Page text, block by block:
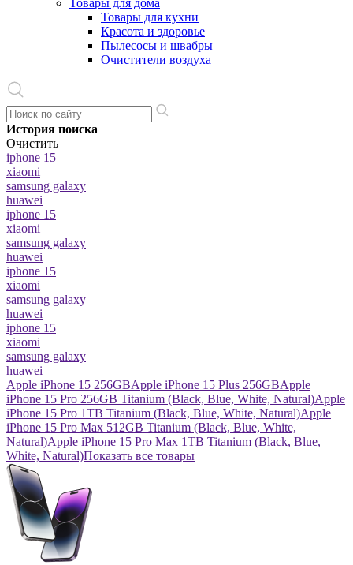
Товары для дома
Товары для кухни
Красота и здоровье
Пылесосы и швабры
Очистители воздуха
История поиска
Очистить
iphone 15
xiaomi
samsung galaxy
huawei
iphone 15
xiaomi
samsung galaxy
huawei
iphone 15
xiaomi
samsung galaxy
huawei
iphone 15
xiaomi
samsung galaxy
huawei
Apple iPhone 15 256GBApple iPhone 15 Plus 256GBApple
iPhone 15 Pro 256GB Titanium (Black, Blue, White, Natural)Apple
iPhone 15 Pro 1TB Titanium (Black, Blue, White, Natural)Apple
iPhone 15 Pro Max 512GB Titanium (Black, Blue, White,
Natural)Apple iPhone 15 Pro Max 1TB Titanium (Black, Blue,
White, Natural)Показать все товары